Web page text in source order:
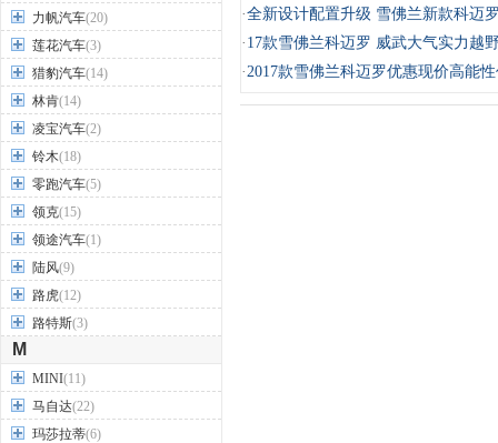
力帆汽车(20)
莲花汽车(3)
猎豹汽车(14)
林肯(14)
凌宝汽车(2)
铃木(18)
零跑汽车(5)
领克(15)
领途汽车(1)
陆风(9)
路虎(12)
路特斯(3)
M
MINI(11)
马自达(22)
玛莎拉蒂(6)
·全新设计配置升级 雪佛兰新款科迈
· 17款雪佛兰科迈罗 威武大气实力越
·2017款雪佛兰科迈罗优惠现价高能